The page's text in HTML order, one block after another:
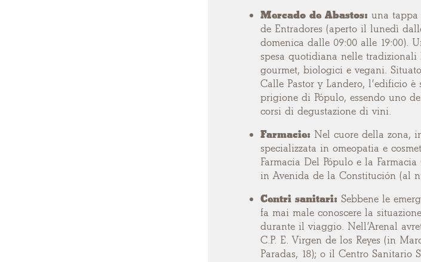
Mercado de Abastos: una
de Entradores (aperto il lunedì
domenica dalle 09:00 alle 19:00).
spesa quotidiana nelle
gourmet, biologici e vegani.
Calle Pastor y Landero, l’edificio
prigione di Pópulo, essendo uno
corsi di degustazione di vini.
Farmacie: Nel cuore della zona,
specializzata in omeopatia e
Farmacia Del Pópulo e la
in Avenida de la Constitución (al
Centri sanitari: Sebbene le
fa mai male conoscere la
durante il viaggio. Nell’Arenal
C.P. E. Virgen de los Reyes (in
Paradas, 18); o il Centro Sanitario